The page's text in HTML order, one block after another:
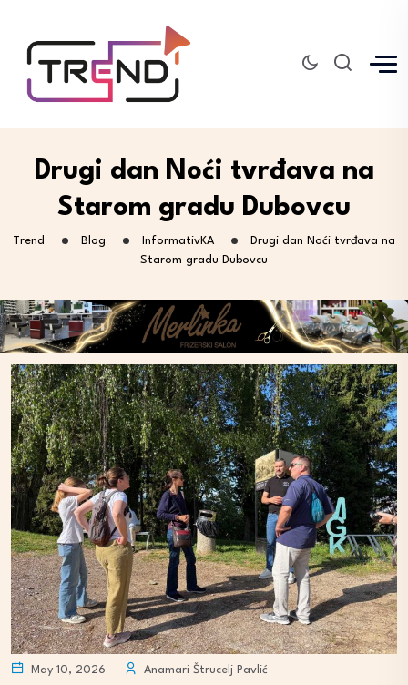
Drugi dan Noći tvrđava na
Starom gradu Dubovcu
Trend Blog InformativKA
Drugi dan Noći tvrđava na
Starom gradu Dubovcu
May 10, 2026
Anamari Štrucelj Pavlić